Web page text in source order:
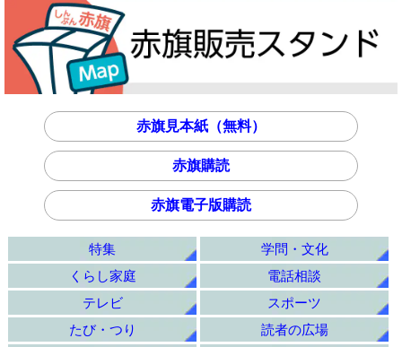
赤旗見本紙（無料）
赤旗購読
赤旗電子版購読
特集
学問・文化
くらし家庭
電話相談
テレビ
スポーツ
たび・つり
読者の広場